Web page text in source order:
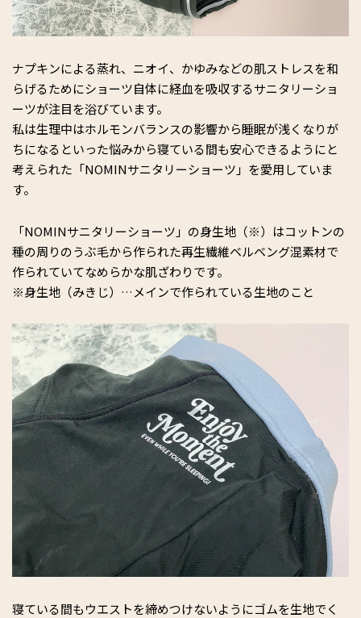
ナプキンによる蒸れ、ニオイ、かゆみなどの肌ストレスを和
らげるためにショーツ自体に経血を吸収するサニタリーショ
ーツが注目を浴びています。
私は生理中はホルモンバランスの影響から睡眠が浅くなりが
ちになるといった悩みから寝ている間も安心できるようにと
考えられた「NOMINサニタリーショーツ」を愛用していま
す。
「NOMINサニタリーショーツ」の身生地（※）はコットンの
種の周りのうぶ毛から作られた再生繊維ベルベング混素材で
作られていてなめらかな肌ざわりです。
※身生地（みきじ）…メインで作られている生地のこと
寝ている間もウエストを締めつけないようにゴムを生地でく